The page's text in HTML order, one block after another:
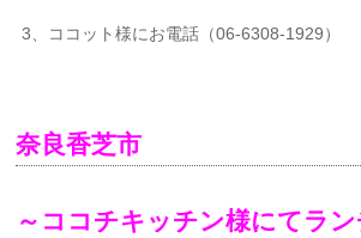
3、ココット様にお電話（06-6308-1929）
奈良香芝市
～ココチキッチン様にてラ